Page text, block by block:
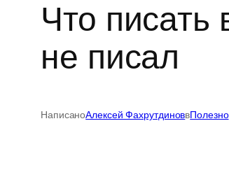
Что
не писал
НаписаноАлексей ФахрутдиноввПолезно